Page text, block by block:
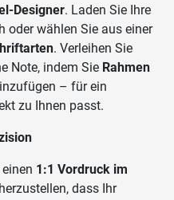
Designer. Laden Sie Ihre
oder wählen Sie aus einer
. Verleihen Sie
Note, indem Sie Rahmen
– für ein
zu Ihnen passt.
1:1 Vordruck im
dass Ihr